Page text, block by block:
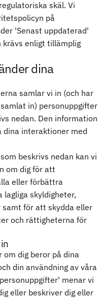
skäl. Vi
på
'Senast uppdaterad'
krävs enligt tillämplig
dina
samlar vi in (och har
in) personuppgifter
nedan. Den information
dina interaktioner med
beskrivs nedan kan vi
om dig för att
eller förbättra
skyldigheter,
för att skydda eller
och rättigheterna för
dig beror på dina
din användning av våra
menar vi
eller beskriver dig eller